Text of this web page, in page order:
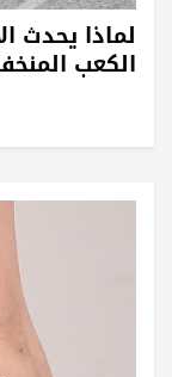
لماذا يحدث
الكعب